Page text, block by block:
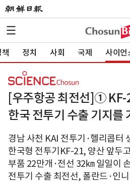
정치 사회 국제 사이언
[우주항공 최전선]① KF-
한국 전투기 수출 기지를
경남 사천 KAI 전투기·헬리콥터
한국형 전투기KF-21, 양산 앞두
부품 22만개·전선 32㎞ 일일이
전투기 수출 최전선, 폴란드·인니